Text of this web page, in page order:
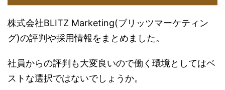
株式会社BLITZ Marketing(ブリッツマーケティン
グ)の評判や採用情報をまとめました。
社員からの評判も大変良いので働く環境としてはベ
ストな選択ではないでしょうか。